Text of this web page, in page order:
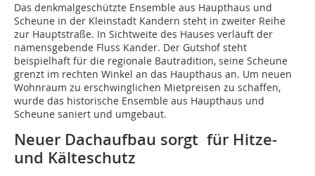
Das denkmalgeschützte Ensemble aus Haupthaus und
Scheune in der Kleinstadt Kandern steht in zweiter Reihe
zur Hauptstraße. In Sichtweite des Hauses verläuft der
namensgebende Fluss Kander. Der Gutshof steht
beispielhaft für die regionale Bautradition, seine Scheune
grenzt im rechten Winkel an das Haupthaus an. Um neuen
Wohnraum zu erschwinglichen Mietpreisen zu schaffen,
wurde das historische Ensemble aus Haupthaus und
Scheune saniert und umgebaut.
Neuer Dachaufbau sorgt für Hitze-
und Kälteschutz